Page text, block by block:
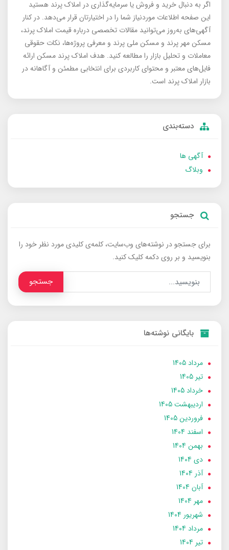
اگر به دنبال خرید و فروش یا سرمایه‌گذاری در املاک پرند هستید
این صفحه اطلاعات موردنیاز شما را در اختیارتان قرار می‌دهد. در کنار
آگهی‌های به‌روز می‌توانید مقالات تخصصی درباره قیمت املاک پرند،
مسکن مهر پرند و مسکن ملی پرند و معرفی پروژه‌ها، نکات حقوقی
معاملات و تحلیل بازار را مطالعه کنید. هدف املاک پرند مسکن ارائه
فایل‌های معتبر و محتوای کاربردی برای انتخابی مطمئن و آگاهانه در
بازار املاک پرند است.
دسته‌بندی
آگهی ها
وبلاگ
جستجو
برای جستجو در نوشته‌های وب‌سایت، کلمه‌ی کلیدی مورد نظر خود را
بنویسید و بر روی دکمه کلیک کنید.
جستجو
بایگانی نوشته‌ها
مرداد 1405
تير 1405
خرداد 1405
ارديبهشت 1405
فروردین 1405
اسفند 1404
بهمن 1404
دی 1404
آذر 1404
آبان 1404
مهر 1404
شهریور 1404
مرداد 1404
تير 1404